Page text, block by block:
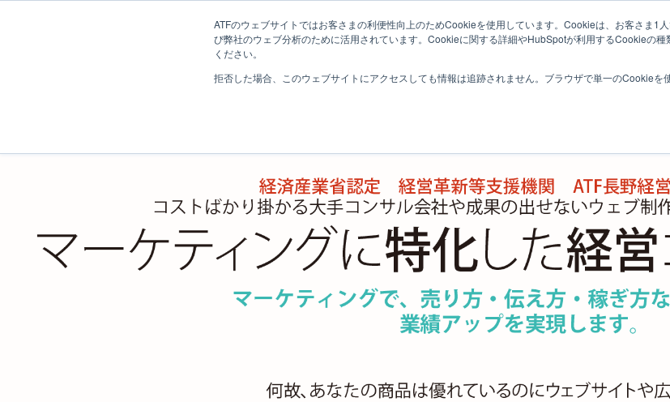
ATFのウェブサイトではお客さまの利便性向上のためCookieを使用しています。Cookieは、お客さま1
び弊社のウェブ分析のために活用されています。Cookieに関する詳細やHubSpotが利用するCookieの種
ください。
拒否した場合、このウェブサイトにアクセスしても情報は追跡されません。ブラウザで単一のCookieを
ホーム クリエイティブ・ビジネスコンサルティング